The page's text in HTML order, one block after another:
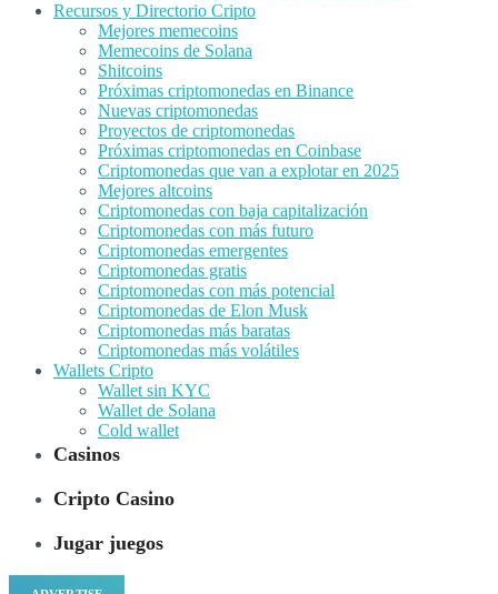
Recursos y Directorio Cripto
Mejores memecoins
Memecoins de Solana
Shitcoins
Próximas criptomonedas en Binance
Nuevas criptomonedas
Proyectos de criptomonedas
Próximas criptomonedas en Coinbase
Criptomonedas que van a explotar en 2025
Mejores altcoins
Criptomonedas con baja capitalización
Criptomonedas con más futuro
Criptomonedas emergentes
Criptomonedas gratis
Criptomonedas con más potencial
Criptomonedas de Elon Musk
Criptomonedas más baratas
Criptomonedas más volátiles
Wallets Cripto
Wallet sin KYC
Wallet de Solana
Cold wallet
Casinos
Cripto Casino
Jugar juegos